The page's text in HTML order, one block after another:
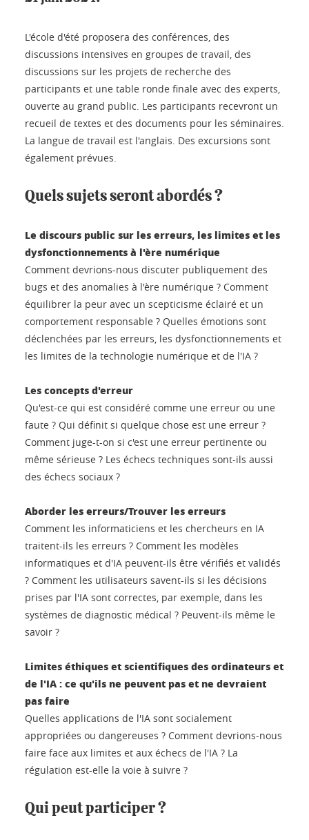
L'école d'été proposera des conférences, des
discussions intensives en groupes de travail, des
discussions sur les projets de recherche des
participants et une table ronde finale avec des experts,
ouverte au grand public. Les participants recevront un
recueil de textes et des documents pour les séminaires.
La langue de travail est l'anglais. Des excursions sont
également prévues.
Quels sujets seront abordés ?
Le discours public sur les erreurs, les limites et les
dysfonctionnements à l'ère numérique
Comment devrions-nous discuter publiquement des
bugs et des anomalies à l'ère numérique ? Comment
équilibrer la peur avec un scepticisme éclairé et un
comportement responsable ? Quelles émotions sont
déclenchées par les erreurs, les dysfonctionnements et
les limites de la technologie numérique et de l'IA ?
Les concepts d'erreur
Qu'est-ce qui est considéré comme une erreur ou une
faute ? Qui définit si quelque chose est une erreur ?
Comment juge-t-on si c'est une erreur pertinente ou
même sérieuse ? Les échecs techniques sont-ils aussi
des échecs sociaux ?
Aborder les erreurs/Trouver les erreurs
Comment les informaticiens et les chercheurs en IA
traitent-ils les erreurs ? Comment les modèles
informatiques et d'IA peuvent-ils être vérifiés et validés
? Comment les utilisateurs savent-ils si les décisions
prises par l'IA sont correctes, par exemple, dans les
systèmes de diagnostic médical ? Peuvent-ils même le
savoir ?
Limites éthiques et scientifiques des ordinateurs et
de l'IA : ce qu'ils ne peuvent pas et ne devraient
pas faire
Quelles applications de l'IA sont socialement
appropriées ou dangereuses ? Comment devrions-nous
faire face aux limites et aux échecs de l'IA ? La
régulation est-elle la voie à suivre ?
Qui peut participer ?